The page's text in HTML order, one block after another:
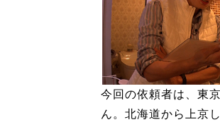
今回の依頼者は、東
ん。北海道から上京